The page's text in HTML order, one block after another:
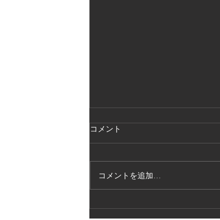
法的保護講習の実施
コメント
コメントを追加…